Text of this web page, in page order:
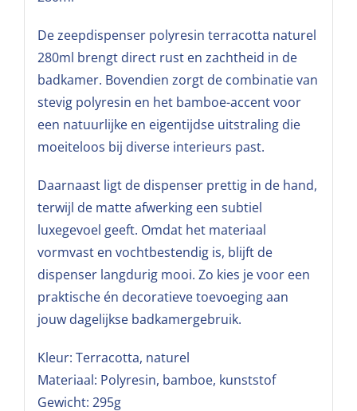
De zeepdispenser polyresin terracotta naturel
280ml brengt direct rust en zachtheid in de
badkamer. Bovendien zorgt de combinatie van
stevig polyresin en het bamboe-accent voor
een natuurlijke en eigentijdse uitstraling die
moeiteloos bij diverse interieurs past.
Daarnaast ligt de dispenser prettig in de hand,
terwijl de matte afwerking een subtiel
luxegevoel geeft. Omdat het materiaal
vormvast en vochtbestendig is, blijft de
dispenser langdurig mooi. Zo kies je voor een
praktische én decoratieve toevoeging aan
jouw dagelijkse badkamergebruik.
Kleur: Terracotta, naturel
Materiaal: Polyresin, bamboe, kunststof
Gewicht: 295g